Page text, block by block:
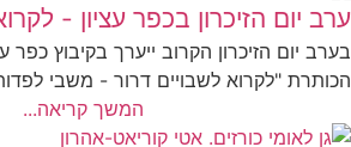
ערב יום הזיכרון בכפר עציון -
בערב יום הזיכרון הקרוב ייערך בקיבוץ
הכותרת "לקרוא לשבויים דרור - משבי
המשך קריאה...